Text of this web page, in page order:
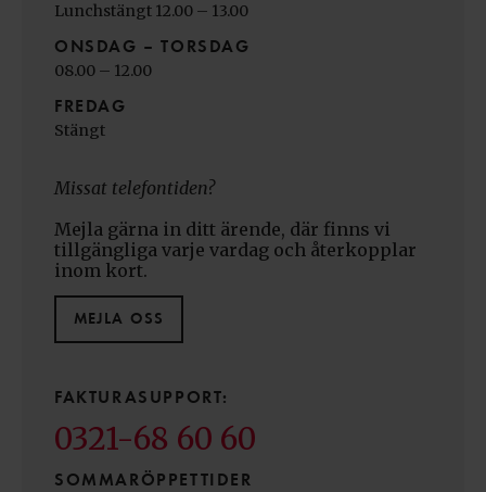
Lunchstängt 12.00 – 13.00
ONSDAG – TORSDAG
08.00 – 12.00
FREDAG
Stängt
Missat telefontiden?
Mejla gärna in ditt ärende, där finns vi
tillgängliga varje vardag och återkopplar
inom kort.
MEJLA OSS
FAKTURASUPPORT:
0321-68 60 60
SOMMARÖPPETTIDER